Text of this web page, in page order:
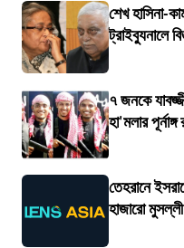
শেখ হাসিনা-
ট্রাইব্যুনালে
৭ জনকে
হা'মলার পূর্নাঙ্গ
তেহরানে
হাজারো মুসল্লী